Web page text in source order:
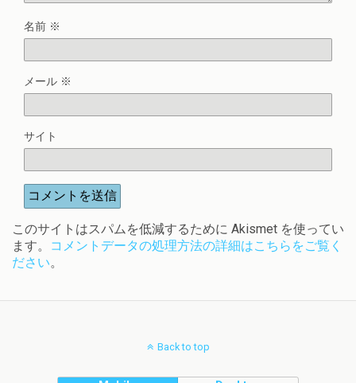
名前 ※
メール ※
サイト
このサイトはスパムを低減するために Akismet を使ってい
ます。
コメントデータの処理方法の詳細はこちらをご覧く
ださい。
Back to top